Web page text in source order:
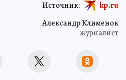
Александр Клименок
журналист
Источник: kp.ru